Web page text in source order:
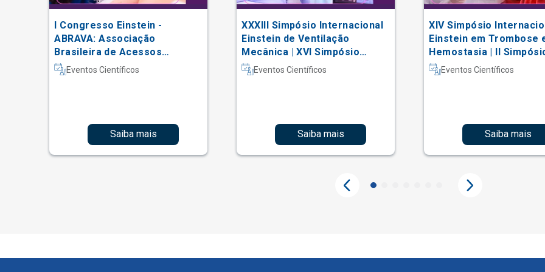
I Congresso Einstein -
ABRAVA: Associação
Brasileira de Acessos
Vasculares
Eventos Científicos
Saiba mais
XXXIII Simpósio Internacional
Einstein de Ventilação
Mecânica | XVI Simpósio
Internacional Einstein de
Fisioterapia em Terapia
Eventos Científicos
Saiba mais
XIV Simpósio
Einstein em Trombose
Hemostasia | II
Hematologia
Eventos Científicos
Saiba mais